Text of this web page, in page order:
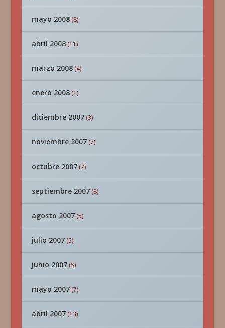
mayo 2008(8)
abril 2008(11)
marzo 2008(4)
enero 2008(1)
diciembre 2007(3)
noviembre 2007(7)
octubre 2007(7)
septiembre 2007(8)
agosto 2007(5)
julio 2007(5)
junio 2007(5)
mayo 2007(7)
abril 2007(13)